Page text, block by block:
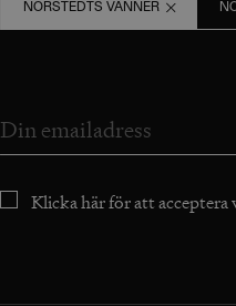
NORSTEDTS VÄNNER
Klicka här för att acceptera